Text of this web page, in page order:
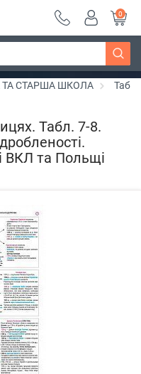
~
Дізнатись більше
0
СТАРША ШКОЛА
Табл. 7-8.
ВКЛ та Польщі